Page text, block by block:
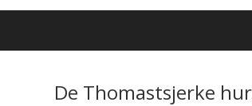
De Thomastsjerke